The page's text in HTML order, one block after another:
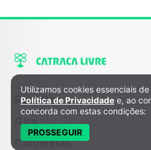
Receitas
Gira
Colunistas
Política de Privacidade e Cookies
Utilizamos cookies essenciais
Política de Privacidade e, ao
concorda com estas condições:
PROSSEGUIR